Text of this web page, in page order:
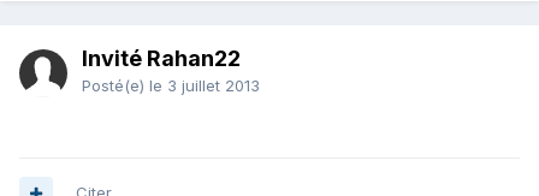
Invité Rahan22
Posté(e) le 3 juillet 2013